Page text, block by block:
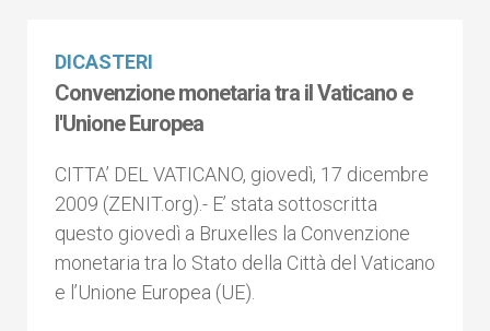
DICASTERI
Convenzione monetaria tra il Vaticano e
l'Unione Europea
CITTA’ DEL VATICANO, giovedì, 17 dicembre
2009 (ZENIT.org).- E’ stata sottoscritta
questo giovedì a Bruxelles la Convenzione
monetaria tra lo Stato della Città del Vaticano
e l’Unione Europea (UE).